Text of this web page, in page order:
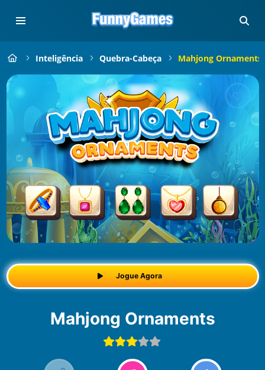
Inteligência Quebra-Cabeça Mahjong Ornaments
Jogue Agora
Mahjong Ornaments